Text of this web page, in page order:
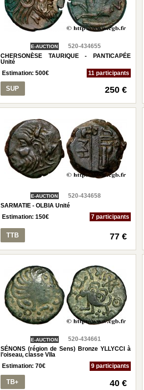
E-AUCTION
520-434655
CHERSONÈSE TAURIQUE - PANTICAPÉE
Unité
Estimation:500€ 11 participants
SUP 250 €
E-AUCTION
520-434658
SARMATIE - OLBIA Unité
Estimation:150€ 7 participants
TTB 77 €
E-AUCTION
520-434661
SÉNONS (région de Sens) Bronze YLLYCCI à
l’oiseau, classe VIIa
Estimation:70€ 9 participants
TB+ 40 €